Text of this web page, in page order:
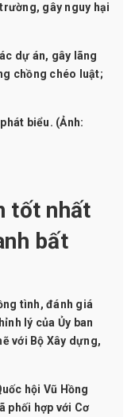
gây nguy hại
dự án, gây lãng
chồng chéo luật;
tốt nhất
bất
tình, đánh giá
lý của Ủy ban
với Bộ Xây dựng,
hội Vũ Hồng
phối hợp với Cơ